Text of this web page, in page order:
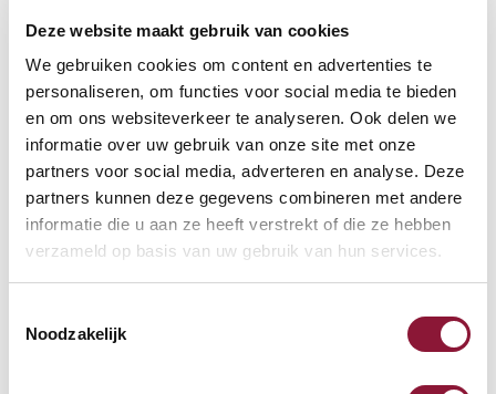
Deze website maakt gebruik van cookies
We gebruiken cookies om content en advertenties te
personaliseren, om functies voor social media te bieden
en om ons websiteverkeer te analyseren. Ook delen we
informatie over uw gebruik van onze site met onze
partners voor social media, adverteren en analyse. Deze
partners kunnen deze gegevens combineren met andere
informatie die u aan ze heeft verstrekt of die ze hebben
verzameld op basis van uw gebruik van hun services.
Noodzakelijk
Vloermat small zonder noppen
120 x 90 cm
75,01
incl. BTW